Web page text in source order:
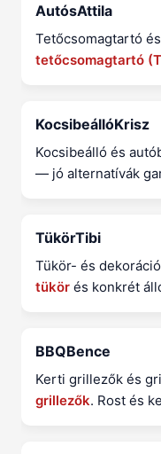
AutósAttila
Tetőcsomagtartó
tetőcsomagtartó
KocsibeállóKrisz
Kocsibeálló és
— jó alternatívák
TükörTibi
Tükör- és
tükör és konkrét
BBQBence
Kerti grillezők és
grillezők. Rost és